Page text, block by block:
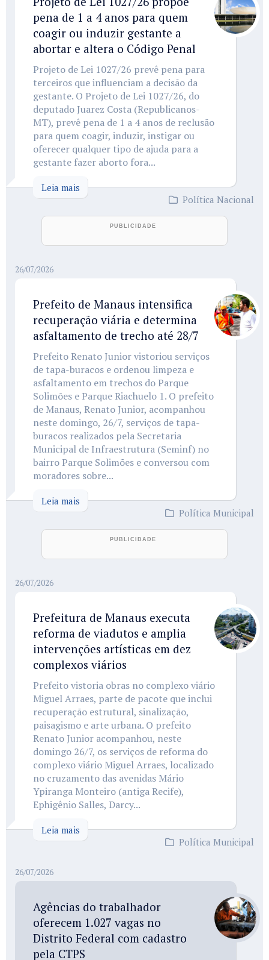
pena de 1 a 4 anos para quem
coagir ou induzir gestante a
abortar e altera o Código Penal
Projeto de Lei 1027/26 prevê pena para
terceiros que influenciam a decisão da
gestante. O Projeto de Lei 1027/26, do
deputado Juarez Costa (Republicanos-
MT), prevê pena de 1 a 4 anos de reclusão
para quem coagir, induzir, instigar ou
oferecer qualquer tipo de ajuda para a
gestante fazer aborto fora...
Leia mais
Política Nacional
26/07/2026
Prefeito de Manaus intensifica
recuperação viária e determina
asfaltamento de trecho até 28/7
Prefeito Renato Junior vistoriou serviços
de tapa-buracos e ordenou limpeza e
asfaltamento em trechos do Parque
Solimões e Parque Riachuelo 1. O prefeito
de Manaus, Renato Junior, acompanhou
neste domingo, 26/7, serviços de tapa-
buracos realizados pela Secretaria
Municipal de Infraestrutura (Seminf) no
bairro Parque Solimões e conversou com
moradores sobre...
Leia mais
Política Municipal
26/07/2026
Prefeitura de Manaus executa
reforma de viadutos e amplia
intervenções artísticas em dez
complexos viários
Prefeito vistoria obras no complexo viário
Miguel Arraes, parte de pacote que inclui
recuperação estrutural, sinalização,
paisagismo e arte urbana. O prefeito
Renato Junior acompanhou, neste
domingo 26/7, os serviços de reforma do
complexo viário Miguel Arraes, localizado
no cruzamento das avenidas Mário
Ypiranga Monteiro (antiga Recife),
Ephigênio Salles, Darcy...
Leia mais
Política Municipal
26/07/2026
Agências do trabalhador
oferecem 1.027 vagas no
Distrito Federal com cadastro
pela CTPS